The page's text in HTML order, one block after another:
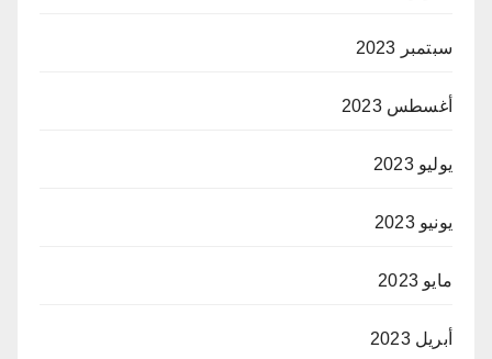
سبتمبر 2023
أغسطس 2023
يوليو 2023
يونيو 2023
مايو 2023
أبريل 2023